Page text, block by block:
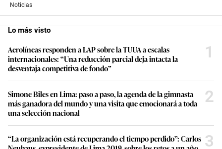
Noticias
Lo más visto
Aerolíneas responden a LAP sobre la TUUA a escalas
internacionales: “Una reducción parcial deja intacta la
desventaja competitiva de fondo”
1
Simone Biles en Lima: paso a paso, la agenda de la gimnasta
más ganadora del mundo y una visita que emocionará a toda
una selección nacional
2
“La organización está recuperando el tiempo perdido”: Carlos 3